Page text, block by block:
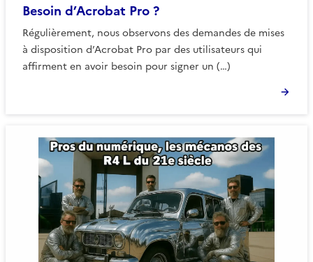
Besoin d’Acrobat Pro ?
Régulièrement, nous observons des demandes de mises
à disposition d’Acrobat Pro par des utilisateurs qui
affirment en avoir besoin pour signer un (…)